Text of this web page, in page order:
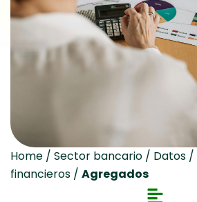
Home / Sector bancario / Datos /
financieros / Agregados